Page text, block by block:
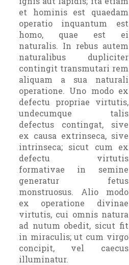
et hominis est quaedam
operatio inquantum est
homo, quae est ei
naturalis. In rebus autem
naturalibus dupliciter
contingit transmutari rem
aliquam a sua naturali
operatione. Uno modo ex
defectu propriae virtutis,
undecumque talis
defectus contingat, sive
ex causa extrinseca, sive
intrinseca; sicut cum ex
defectu virtutis
formativae in semine
generatur fetus
monstruosus. Alio modo
ex operatione divinae
virtutis, cui omnis natura
ad nutum obedit, sicut fit
in miraculis; ut cum virgo
concipit, vel caecus
illuminatur.